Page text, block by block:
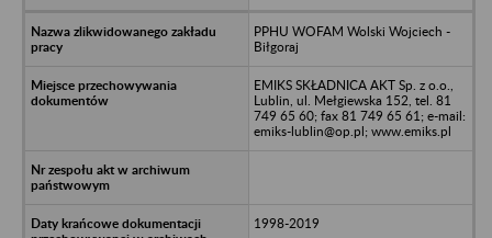
PPHU WOFAM Wolski Wojciech -
Biłgoraj
EMIKS SKŁADNICA AKT Sp. z o.o.,
Lublin, ul. Mełgiewska 152, tel. 81
749 65 60; fax 81 749 65 61; e-mail:
emiks-lublin@op.pl; www.emiks.pl
1998-2019